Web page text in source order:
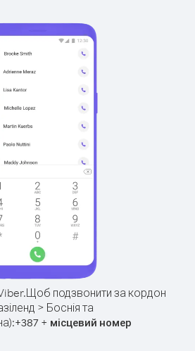
Щоб подзвонити за кордон
> Боснія та
+387 + місцевий номер